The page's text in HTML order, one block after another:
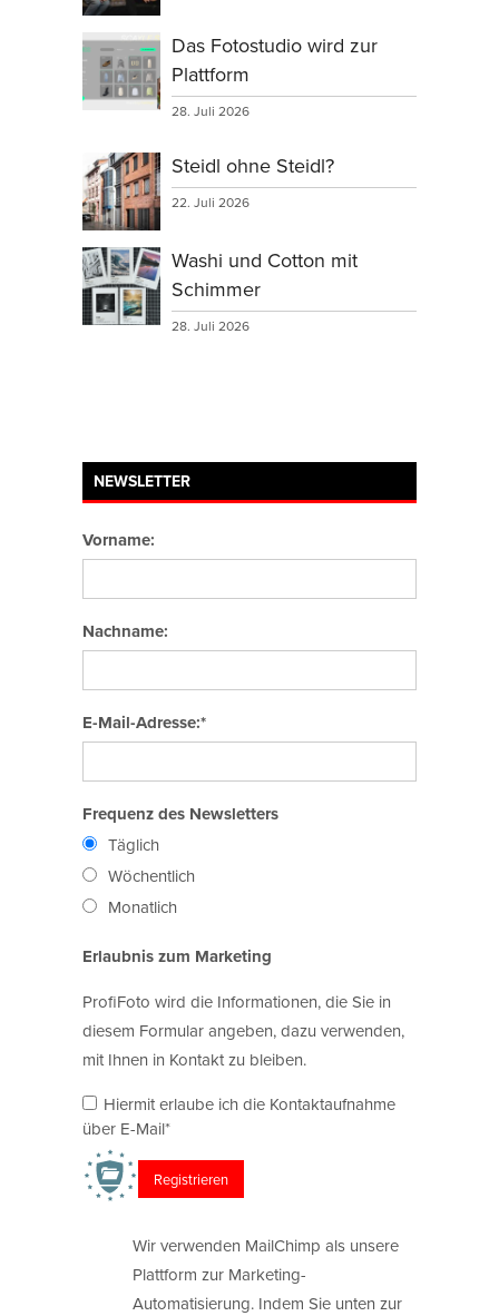
Das Fotostudio wird zur
Plattform
28. Juli 2026
Steidl ohne Steidl?
22. Juli 2026
Washi und Cotton mit
Schimmer
28. Juli 2026
NEWSLETTER
Vorname:
Nachname:
E-Mail-Adresse:*
Frequenz des Newsletters
Täglich
Wöchentlich
Monatlich
Erlaubnis zum Marketing
ProfiFoto wird die Informationen, die Sie in
diesem Formular angeben, dazu verwenden,
mit Ihnen in Kontakt zu bleiben.
Hiermit erlaube ich die Kontaktaufnahme
über E-Mail*
Wir verwenden MailChimp als unsere
Plattform zur Marketing-
Automatisierung. Indem Sie unten zur